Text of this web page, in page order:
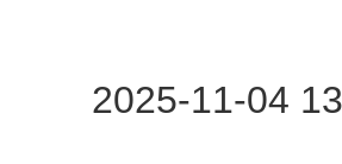
2025-11-04